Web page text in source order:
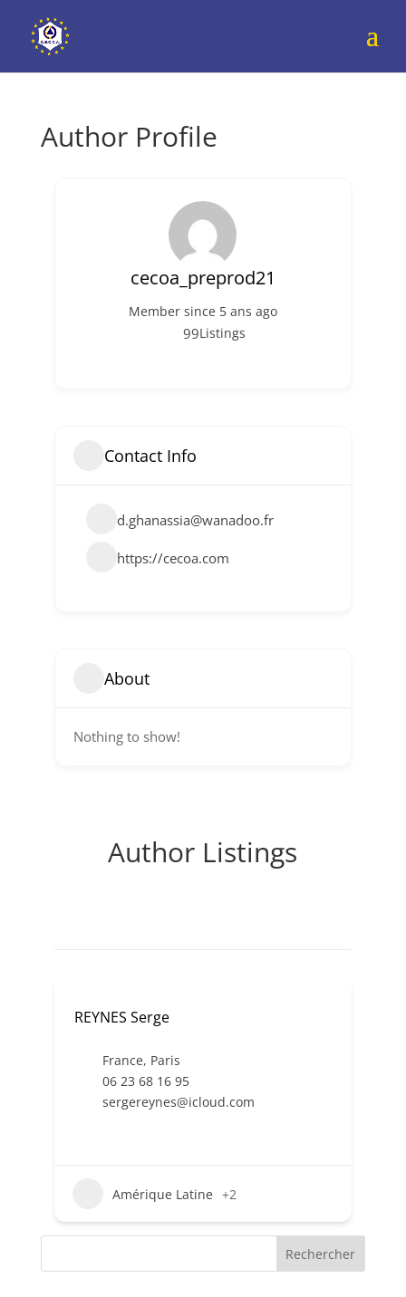
Author Profile
cecoa_preprod21
Member since 5 ans ago
99Listings
Contact Info
d.ghanassia@wanadoo.fr
https://cecoa.com
About
Nothing to show!
Author Listings
REYNES Serge
France, Paris
06 23 68 16 95
sergereynes@icloud.com
Amérique Latine +2
Rechercher